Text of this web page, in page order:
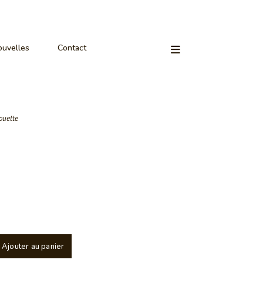
Contact
Ajouter au panier